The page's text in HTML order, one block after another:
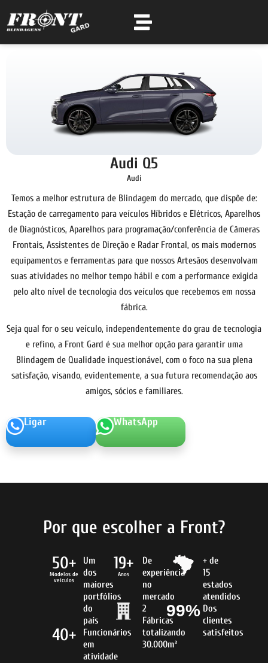
Audi Q5
Audi
Temos a melhor estrutura de Blindagem do mercado, que dispõe de:
Estação de carregamento para veículos Híbridos e Elétricos, Aparelhos
de Diagnósticos, Aparelhos para programação/conferência de Câmeras
Frontais, Assistentes de Direção e Radar Frontal, os mais modernos
equipamentos e ferramentas para que nossos Artesãos desenvolvam
suas atividades no melhor tempo hábil e com a performance exigida
pelo alto nível de tecnologia dos veículos que recebemos em nossa
fábrica.
Seja qual for o seu veículo, independentemente do grau de tecnologia
e refino, a Front Gard é sua melhor opção para garantir uma
Blindagem de Qualidade inquestionável, com o foco na sua plena
satisfação, visando, evidentemente, a sua futura recomendação aos
amigos, sócios e familiares.
Ligar WhatsApp
Por que escolher a Front?
50+
Modelos de
veículos
Um
dos
maiores
portfólios
do
país
40+
Funcionários
em
atividade
19+
Anos
De
experiência
no
mercado
2
Fábricas
totalizando
30.000m²
+ de
15
estados
atendidos
99% Dos
clientes
satisfeitos